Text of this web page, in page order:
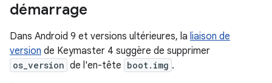
démarrage
Dans Android 9 et versions ultérieures, la liaison de
version de Keymaster 4 suggère de supprimer
os_version de l'en-tête boot.img .